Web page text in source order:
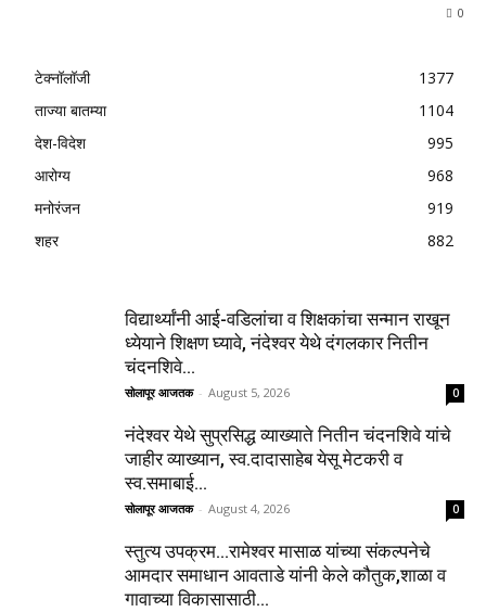
0
टेक्नॉलॉजी
1377
ताज्या बातम्या
1104
देश-विदेश
995
आरोग्य
968
मनोरंजन
919
शहर
882
विद्यार्थ्यांनी आई-वडिलांचा व शिक्षकांचा सन्मान राखून
ध्येयाने शिक्षण घ्यावे, नंदेश्वर येथे दंगलकार नितीन
चंदनशिवे...
सोलापूर आजतक - August 5, 2026 0
नंदेश्वर येथे सुप्रसिद्ध व्याख्याते नितीन चंदनशिवे यांचे
जाहीर व्याख्यान, स्व.दादासाहेब येसू मेटकरी व
स्व.समाबाई...
सोलापूर आजतक - August 4, 2026 0
स्तुत्य उपक्रम…रामेश्वर मासाळ यांच्या संकल्पनेचे
आमदार समाधान आवताडे यांनी केले कौतुक,शाळा व
गावाच्या विकासासाठी...